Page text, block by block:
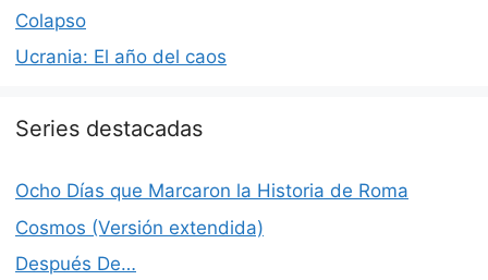
Colapso
Ucrania: El año del caos
Series destacadas
Ocho Días que Marcaron la Historia de Roma
Cosmos (Versión extendida)
Después De…